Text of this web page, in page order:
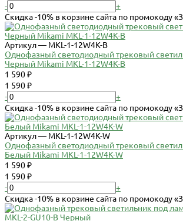
-
+
Скидка -10% в корзине сайта по промокоду
Артикул — MKL-1-12W4K-B
Однофазный светодиодный трековый
Черный Mikami MKL-1-12W4K-B
1 590 ₽
1 590 ₽
-
+
Скидка -10% в корзине сайта по промокоду
Артикул — MKL-1-12W4K-W
Однофазный светодиодный трековый
Белый Mikami MKL-1-12W4K-W
1 590 ₽
1 590 ₽
-
+
Скидка -10% в корзине сайта по промокоду